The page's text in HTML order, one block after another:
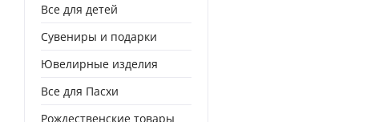
Все для детей
Сувениры и подарки
Ювелирные изделия
Все для Пасхи
Рождественские товары